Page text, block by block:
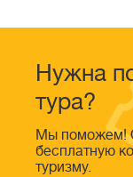
Нужна
тура?
Мы поможем!
бесплатную
туризму.